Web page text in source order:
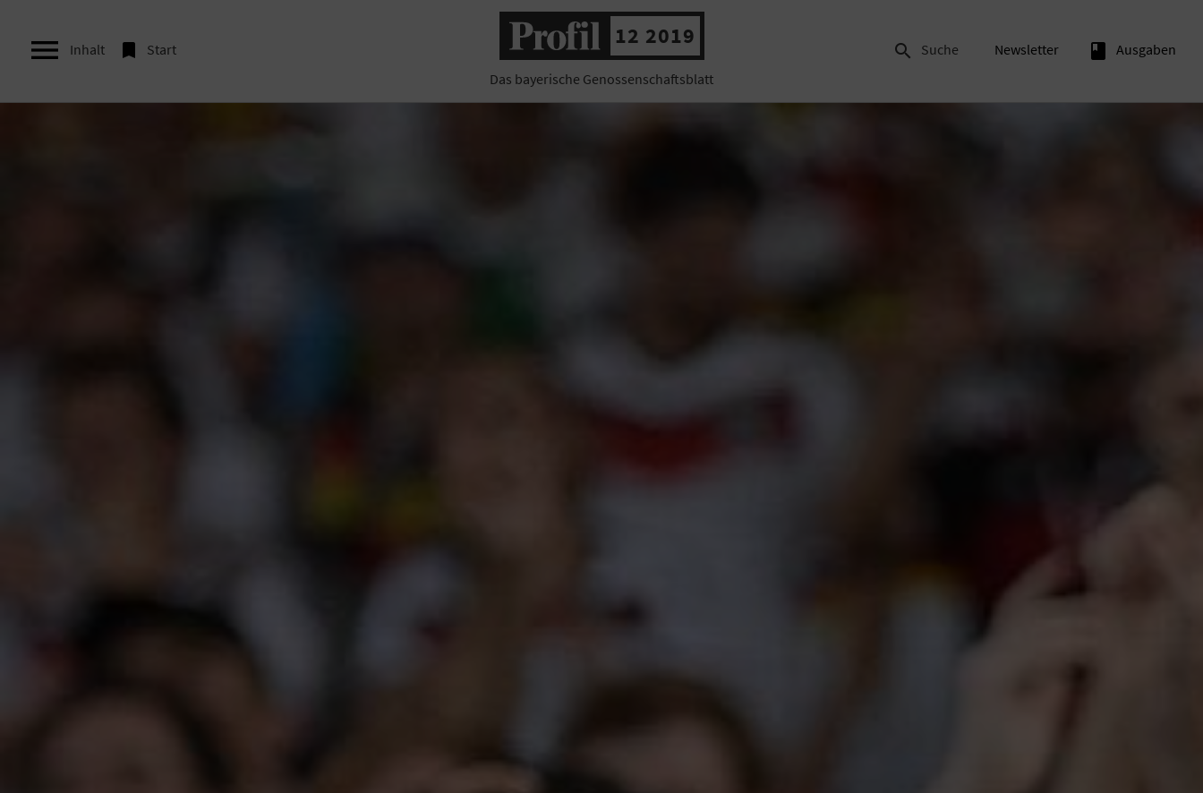
 Inhalt  Start
12 2019
Das bayerische Genossenschaftsblatt
 Suche Newsletter book Ausgaben